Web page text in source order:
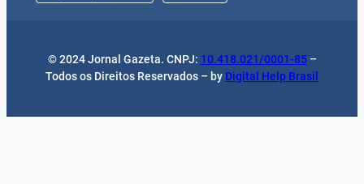
© 2024 Jornal Gazeta. CNPJ: 10.418.021/0001-85–
Todos os Direitos Reservados – by Digital Help Brasil